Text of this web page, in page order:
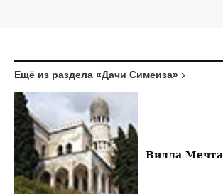
Ещё из раздела «Дачи Симеиза»
Вилла Мечта